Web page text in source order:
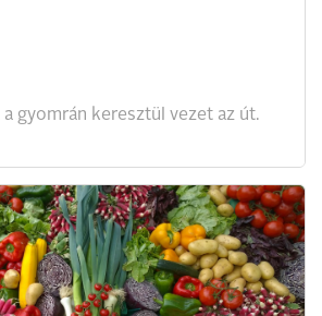
gyomrán keresztül vezet az út.